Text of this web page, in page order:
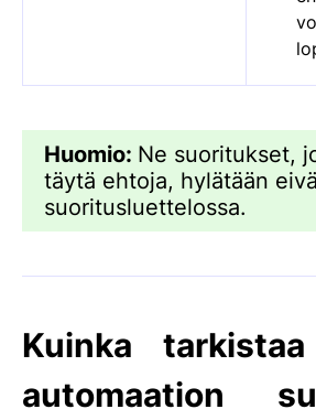
Huomio: Ne suoritukset,
täytä ehtoja, hylätään
suoritusluettelossa.
Kuinka
automaation